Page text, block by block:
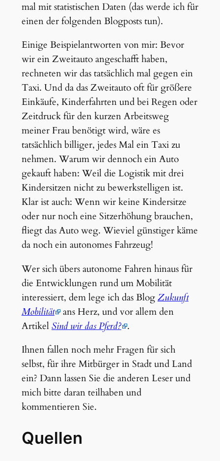
mal mit statistischen Daten (das werde ich für
einen der folgenden Blogposts tun).
Einige Beispielantworten von mir: Bevor
wir ein Zweitauto angeschafft haben,
rechneten wir das tatsächlich mal gegen ein
Taxi. Und da das Zweitauto oft für größere
Einkäufe, Kinderfahrten und bei Regen oder
Zeitdruck für den kurzen Arbeitsweg
meiner Frau benötigt wird, wäre es
tatsächlich billiger, jedes Mal ein Taxi zu
nehmen. Warum wir dennoch ein Auto
gekauft haben: Weil die Logistik mit drei
Kindersitzen nicht zu bewerkstelligen ist.
Klar ist auch: Wenn wir keine Kindersitze
oder nur noch eine Sitzerhöhung brauchen,
fliegt das Auto weg. Wieviel günstiger käme
da noch ein autonomes Fahrzeug!
Wer sich übers autonome Fahren hinaus für
die Entwicklungen rund um Mobilität
interessiert, dem lege ich das BlogZukunft
Mobilität ans Herz, und vor allem den
ArtikelSind wir das Pferd? .
Ihnen fallen noch mehr Fragen für sich
selbst, für ihre Mitbürger in Stadt und Land
ein? Dann lassen Sie die anderen Leser und
mich bitte daran teilhaben und
kommentieren Sie.
Quellen